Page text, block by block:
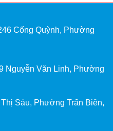
Cống Quỳnh, Phường
Nguyễn Văn Linh, Phường
Sáu, Phường Trấn Biên,